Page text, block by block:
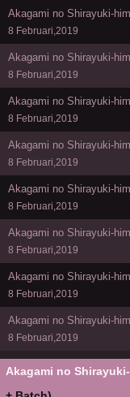
Akagami no Shirayuki-
8 Februari,2019
Akagami no Shirayuki-
8 Februari,2019
Akagami no Shirayuki-
8 Februari,2019
Akagami no Shirayuki-
8 Februari,2019
Akagami no Shirayuki-
8 Februari,2019
Akagami no Shirayuki-
8 Februari,2019
Akagami no Shirayuki-
8 Februari,2019
Akagami no Shirayuki-
8 Februari,2019
Akagami no